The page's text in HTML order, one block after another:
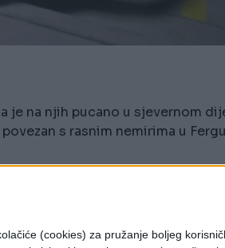
(cookies) za pružanje boljeg
je na njih pucano u sjevernom
s rasnim nemirima u
danas kada je na njih
poznato da li je incident